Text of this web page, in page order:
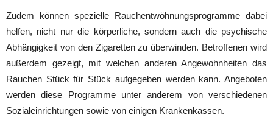
Zudem können spezielle Rauchentwöhnungsprogramme dabei
helfen, nicht nur die körperliche, sondern auch die psychische
Abhängigkeit von den Zigaretten zu überwinden. Betroffenen wird
außerdem gezeigt, mit welchen anderen Angewohnheiten das
Rauchen Stück für Stück aufgegeben werden kann. Angeboten
werden diese Programme unter anderem von verschiedenen
Sozialeinrichtungen sowie von einigen Krankenkassen.